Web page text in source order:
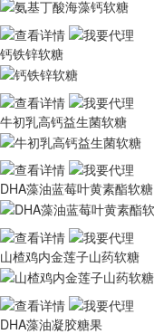
钙铁锌软糖
牛初乳高钙益生菌软糖
DHA藻油蓝莓叶黄素酯软糖
山楂鸡内金莲子山药软糖
DHA藻油凝胶糖果